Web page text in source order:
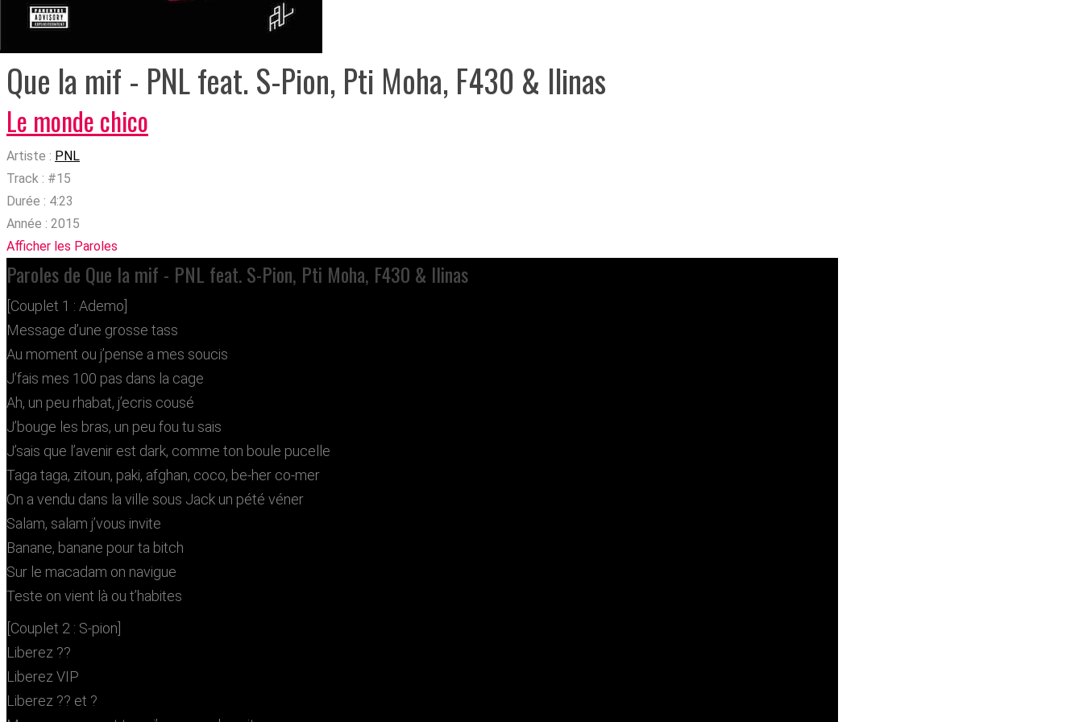
Que la mif - PNL feat. S-Pion, Pti Moha, F430 & Ilinas
Le monde chico
Artiste : PNL
Track : #15
Durée : 4:23
Année : 2015
Afficher les Paroles
Paroles de Que la mif - PNL feat. S-Pion, Pti Moha, F430 & Ilinas
[Couplet 1 : Ademo]
Message d’une grosse tass
Au moment ou j’pense a mes soucis
J’fais mes 100 pas dans la cage
Ah, un peu rhabat, j’ecris cousé
J’bouge les bras, un peu fou tu sais
J’sais que l’avenir est dark, comme ton boule pucelle
Taga taga, zitoun, paki, afghan, coco, be-her co-mer
On a vendu dans la ville sous Jack un pété véner
Salam, salam j’vous invite
Banane, banane pour ta bitch
Sur le macadam on navigue
Teste on vient là ou t’habites
[Couplet 2 : S-pion]
Liberez ??
Liberez VIP
Liberez ?? et ?